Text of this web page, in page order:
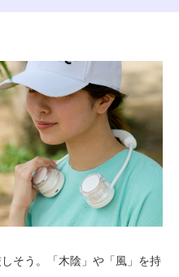
そう。「木陰」や「風」を持